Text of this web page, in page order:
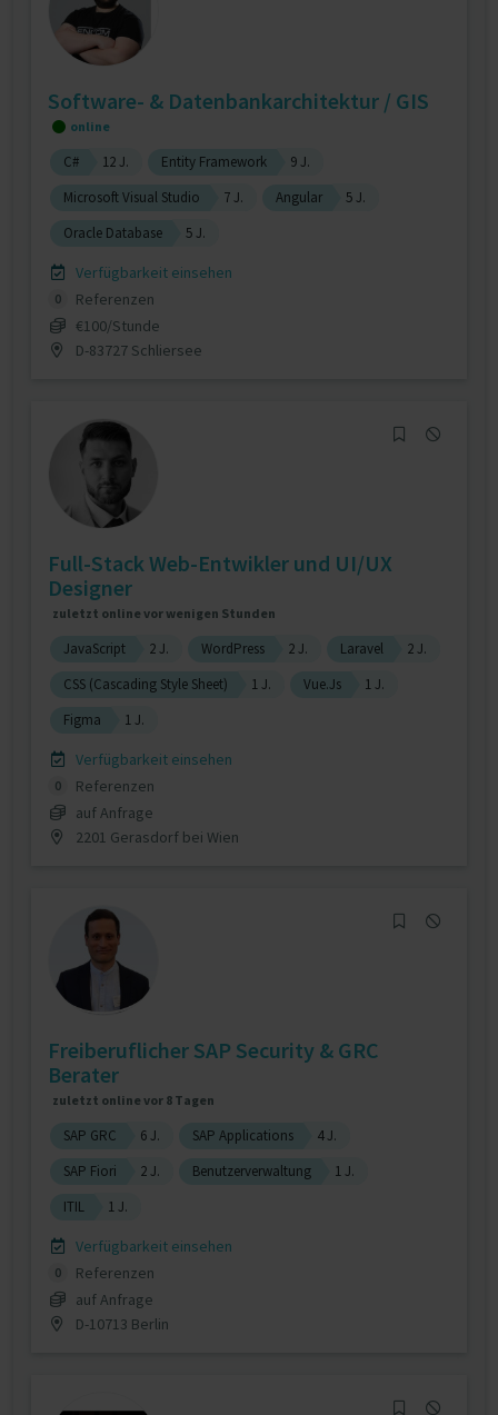
Software- & Datenbankarchitektur / GIS
online
C# 12 J. Entity Framework
9 J.
Microsoft Visual Studio
7 J. Angular
5 J.
Oracle Database
5 J.
Verfügbarkeit einsehen
0
Referenzen
€100/Stunde
D-83727 Schliersee
Full-Stack Web-Entwikler und UI/UX
Designer
zuletzt online vor wenigen Stunden
JavaScript 2 J. WordPress 2 J. Laravel
2 J.
CSS (Cascading Style Sheet)
1 J. Vue.Js
1 J.
Figma
1 J.
Verfügbarkeit einsehen
0
Referenzen
auf Anfrage
2201 Gerasdorf bei Wien
Freiberuflicher SAP Security & GRC
Berater
zuletzt online vor 8 Tagen
SAP GRC 6 J. SAP Applications
4 J.
SAP Fiori
2 J. Benutzerverwaltung
1 J.
ITIL
1 J.
Verfügbarkeit einsehen
0
Referenzen
auf Anfrage
D-10713 Berlin